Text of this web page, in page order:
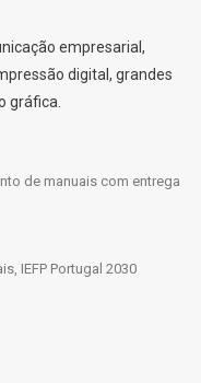
empresarial,
digital, grandes
gráfica.
de manuais com entrega
IEFP Portugal 2030